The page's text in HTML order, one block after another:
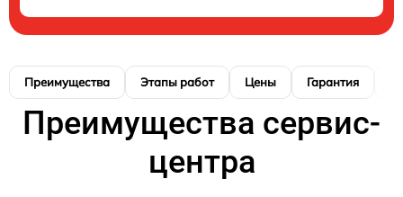
Преимущества Этапы работ Цены Гарантия
Преимущества сервис-
центра